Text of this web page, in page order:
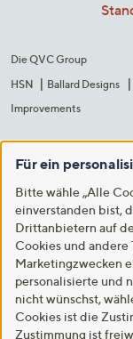
Die QVC Group
HSN
Ballard Designs
Improvements
Für ein
Bitte wähle „Alle
einverstanden bist,
Drittanbietern auf
Cookies und andere
Marketingzwecken
personalisierte und
nicht wünschst,
Cookies ist die
Zustimmung ist